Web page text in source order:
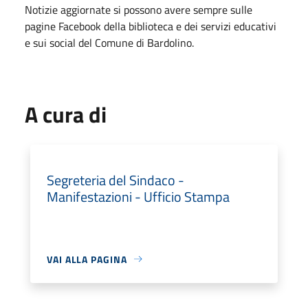
Notizie aggiornate si possono avere sempre sulle
pagine Facebook della biblioteca e dei servizi educativi
e sui social del Comune di Bardolino.
A cura di
Segreteria del Sindaco -
Manifestazioni - Ufficio Stampa
VAI ALLA PAGINA